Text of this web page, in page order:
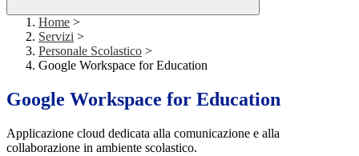
Home >
Servizi >
Personale Scolastico >
Google Workspace for Education
Google Workspace for Education
Applicazione cloud dedicata alla comunicazione e alla
collaborazione in ambiente scolastico.